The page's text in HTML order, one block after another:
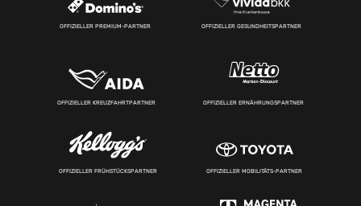
OFFIZIELLER PREMIUM-PARTNER OFFIZIELLER GESUNDHEITSPARTNER
OFFIZIELLER KREUZFAHRTPARTNER OFFIZIELLER ERNÄHRUNGSPARTNER
OFFIZIELLER FRÜHSTÜCKSPARTNER OFFIZIELLER MOBILITÄTS-PARTNER